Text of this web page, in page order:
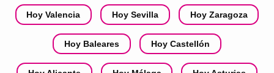
Hoy Valencia Hoy Sevilla Hoy Zaragoza
Hoy Baleares Hoy Castellón